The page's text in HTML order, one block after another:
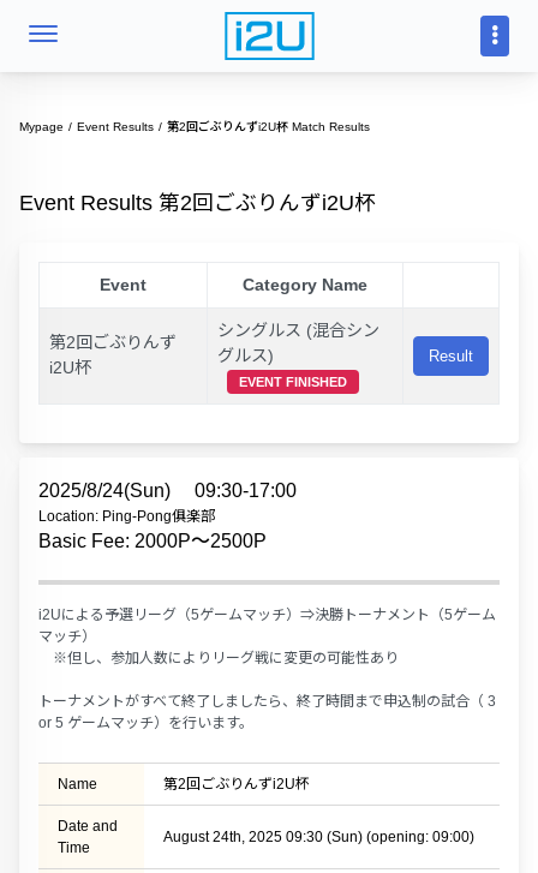
Mypage Event Results 第2回ごぶりんずi2U杯 Match Results
Event Results 第2回ごぶりんずi2U杯
Event Category Name
第2回ごぶりんず
i2U杯
シングルス (混合シン
グルス)
EVENT FINISHED
Result
2025/8/24(Sun) 09:30-17:00
Location: Ping-Pong俱楽部
Basic Fee: 2000P〜2500P
i2Uによる予選リーグ（5ゲームマッチ）⇒決勝トーナメント（5ゲーム
マッチ）
※但し、参加人数によりリーグ戦に変更の可能性あり
トーナメントがすべて終了しましたら、終了時間まで申込制の試合（ 3
or 5 ゲームマッチ）を行います。
Name 第2回ごぶりんずi2U杯
Date and
Time
August 24th, 2025 09:30 (Sun) (opening: 09:00)